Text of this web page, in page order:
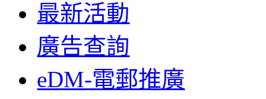
最新活動
廣告查詢
eDM-電郵推廣